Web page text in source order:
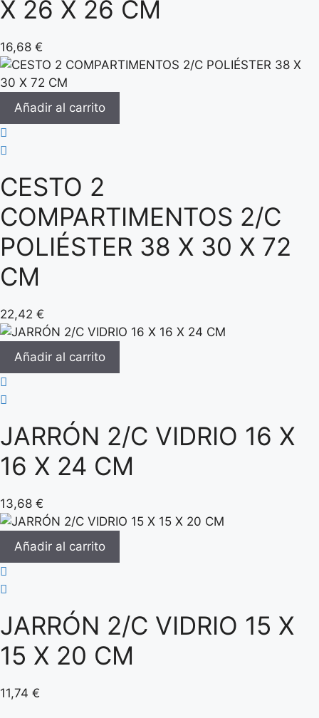
X 26 X 26 CM
16,68 €
Añadir al carrito
CESTO 2
COMPARTIMENTOS 2/C
POLIÉSTER 38 X 30 X 72
CM
22,42 €
Añadir al carrito
JARRÓN 2/C VIDRIO 16 X
16 X 24 CM
13,68 €
Añadir al carrito
JARRÓN 2/C VIDRIO 15 X
15 X 20 CM
11,74 €